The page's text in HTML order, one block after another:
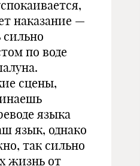
наказание —
по воде
сцены,
языка
язык, однако
так сильно
жизнь от